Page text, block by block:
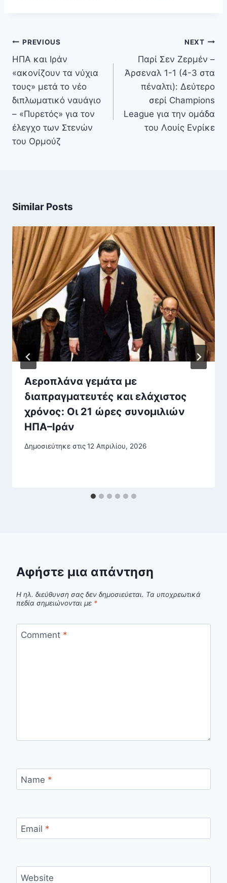
Πλοήγηση
άρθρων
PREVIOUS
ΗΠΑ και Ιράν
«ακονίζουν τα νύχια
τους» μετά το νέο
διπλωματικό ναυάγιο
– «Πυρετός» για τον
έλεγχο των Στενών
του Ορμούζ
NEXT
Παρί Σεν Ζερμέν –
Άρσεναλ 1-1 (4-3 στα
πέναλτι): Δεύτερο
σερί Champions
League για την ομάδα
του Λουίς Ενρίκε
Similar Posts
Αεροπλάνα γεμάτα με
διαπραγματευτές και ελάχιστος
χρόνος: Οι 21 ώρες συνομιλιών
ΗΠΑ–Ιράν
Δημοσιεύτηκε στις12 Απριλίου, 2026
Αφήστε μια απάντηση
Η ηλ. διεύθυνση σας δεν δημοσιεύεται. Τα υποχρεωτικά
πεδία σημειώνονται με *
Comment *
Name *
Email *
Website